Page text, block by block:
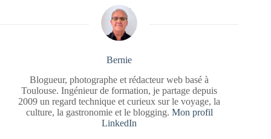
Bernie
Blogueur, photographe et rédacteur web basé à
Toulouse. Ingénieur de formation, je partage depuis
2009 un regard technique et curieux sur le voyage, la
culture, la gastronomie et le blogging. Mon profil
LinkedIn